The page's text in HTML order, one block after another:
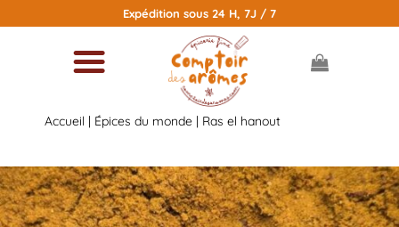
au
Expédition sous 24 H, 7J / 7
Accueil | Épices du monde | Ras el hanout